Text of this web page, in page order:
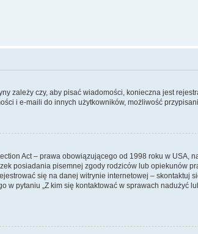
zależy czy, aby pisać wiadomości, konieczna jest
i e-maili do innych użytkowników, możliwość
Act – prawa obowiązującego od 1998 roku w
posiadania pisemnej zgody rodziców lub opiekunów
się na danej witrynie internetowej – skontaktuj
w pytaniu „Z kim się kontaktować w sprawach nadużyć